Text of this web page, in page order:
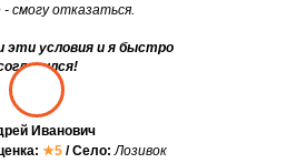
- смогу отказаться.
эти условия и я быстро
Иванович
★5 / Село: Лозивок